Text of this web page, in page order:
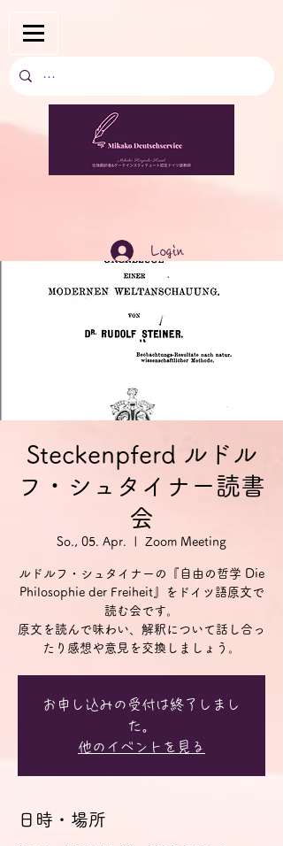
Login
Steckenpferd ルドル
フ・シュタイナー読書
会
So., 05. Apr. Zoom Meeting
ルドルフ・シュタイナーの『自由の哲学 Die
Philosophie der Freiheit』をドイツ語原文で
読む会です。
原文を読んで味わい、解釈について話し合っ
お申し込みの受付は終了しまし
た。
他のイベントを見る
日時・場所